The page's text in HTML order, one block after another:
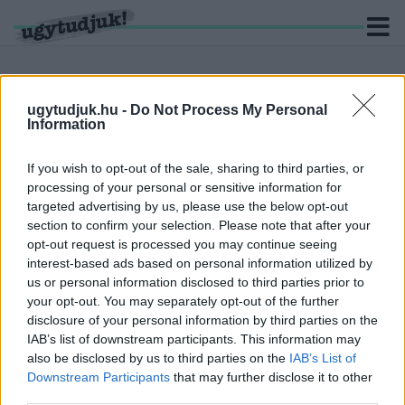
ugytudjuk.hu - Do Not Process My Personal
Information
If you wish to opt-out of the sale, sharing to third parties, or
processing of your personal or sensitive information for
targeted advertising by us, please use the below opt-out
section to confirm your selection. Please note that after your
opt-out request is processed you may continue seeing
interest-based ads based on personal information utilized by
us or personal information disclosed to third parties prior to
your opt-out. You may separately opt-out of the further
disclosure of your personal information by third parties on the
IAB’s list of downstream participants. This information may
also be disclosed by us to third parties on the IAB’s List of
Downstream Participants that may further disclose it to other
4 hír találató a(z) "jet-ski" cimkével ellátva.
REKORDLÉTSZÁMÚ MEZŐNNYEL RAJTOL A
JET-SKI EURÓPA-BAJNOKSÁG ÉS JUNIOR
VILÁGBAJNOKSÁG GYŐRBEN ÉS
GYŐRZÁMOLYON
2026. július. 17. 09:08
Huszonnyolc országból érkeztek versenyzők, a hétvégén
látványos futamok és színes kísérőprogramok várják az
érdeklődőket.
LAMPIONOK, HAJÓK, JET-SKI VERSENY ÉS